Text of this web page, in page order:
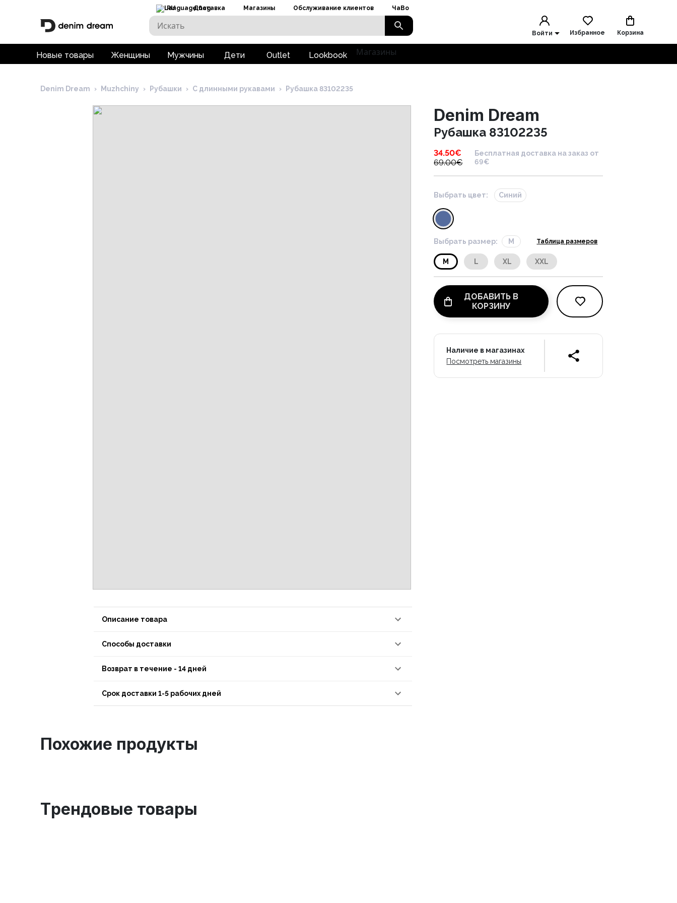
RU Доставка Магазины Обслуживание клиентов ЧаВо
Войти Избранное Корзина
Новые товары Женщины Мужчины Дети Outlet Lookbook Магазины
Denim Dream › Muzhchiny › Рубашки › С длинными рукавами › Рубашка 83102235
Описание товара
Способы доставки
Возврат в течение - 14 дней
Срок доставки 1-5 рабочих дней
Denim Dream
Рубашка 83102235
34.50€
69.00€
Бесплатная доставка на заказ от
69€
Выбрать цвет: Синий
Выбрать размер: M Таблица размеров
M L XL XXL
ДОБАВИТЬ В
КОРЗИНУ
Наличие в магазинах
Посмотреть магазины
Похожие продукты
Tрендовые товары